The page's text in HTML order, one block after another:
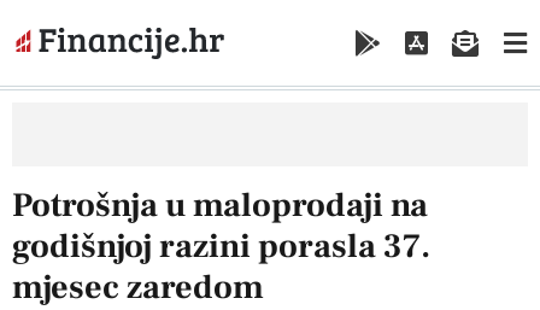
Potrošnja u maloprodaji na
godišnjoj razini porasla 37.
mjesec zaredom